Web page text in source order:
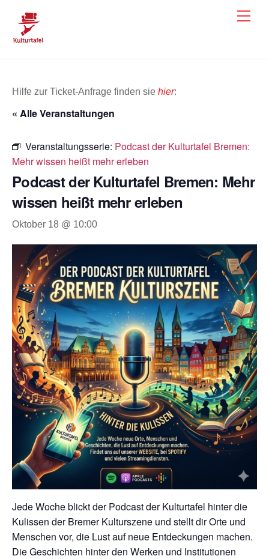
content
Hilfe zur Ticket-Anfrage finden sie hier:
« Alle Veranstaltungen
Veranstaltungsserie: Podcast der Kulturtafel Bremen:
Mehr wissen heißt mehr erleben
Podcast der Kulturtafel Bremen: Mehr
wissen heißt mehr erleben
Oktober 18 @ 10:00
Jede Woche blickt der Podcast der Kulturtafel hinter die
Kulissen der Bremer Kulturszene und stellt dir Orte und
Menschen vor, die Lust auf neue Entdeckungen machen.
Die Geschichten hinter den Werken und Institutionen